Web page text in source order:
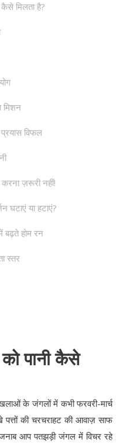
मिलता है?
मिशन
विफल
ज़रूरी नहीं!
घटाएं या हटाएं?
बढ़ते होम रन
स्तर
पानी कैसे
के जंगलों में कभी फरवरी-मार्च
की चरचराहट की आवाज़ साफ
जनाब आप पतझड़ी जंगल में विचर रहे